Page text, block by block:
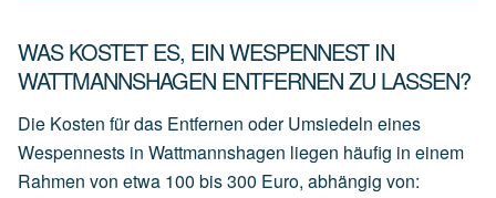
WAS KOSTET ES, EIN WESPENNEST IN
WATTMANNSHAGEN ENTFERNEN ZU LASSEN?
Die Kosten für das Entfernen oder Umsiedeln eines
Wespennests in Wattmannshagen liegen häufig in einem
Rahmen von etwa 100 bis 300 Euro, abhängig von: